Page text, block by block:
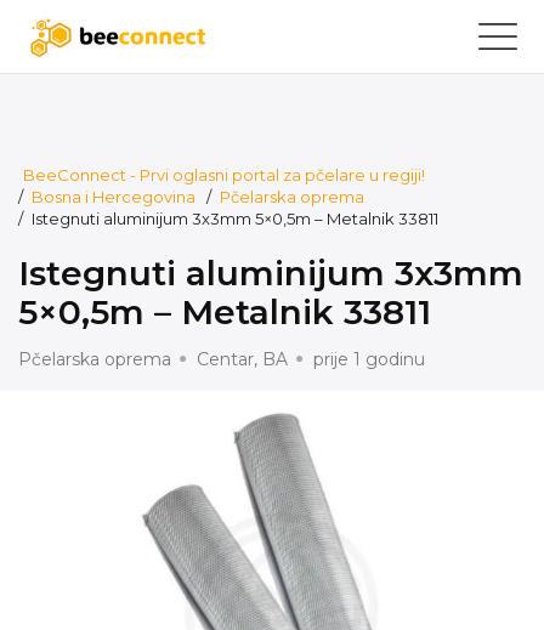
BeeConnect - Prvi oglasni portal za pčelare u regiji!
/ Bosna i Hercegovina / Pčelarska oprema
/ Istegnuti aluminijum 3x3mm 5×0,5m – Metalnik 33811
Istegnuti aluminijum 3x3mm
5×0,5m – Metalnik 33811
Pčelarska oprema Centar, BA prije 1 godinu